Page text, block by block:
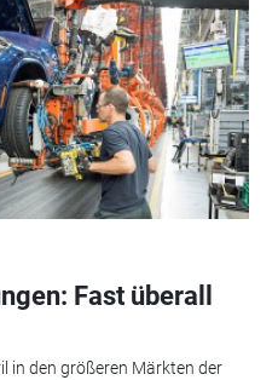
Fast überall
in den größeren Märkten der